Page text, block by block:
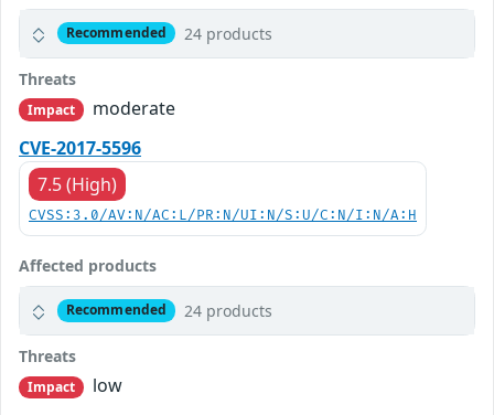
Recommended 24 products
Threats
Impact
moderate
CVE-2017-5596
7.5 (High)
CVSS:3.0/AV:N/AC:L/PR:N/UI:N/S:U/C:N/I:N/A:H
Affected products
Recommended 24 products
Threats
Impact
low